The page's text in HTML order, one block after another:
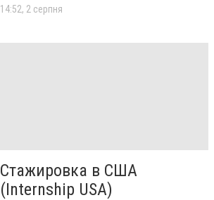
14:52, 2 серпня
Стажировка в США
(Internship USA)